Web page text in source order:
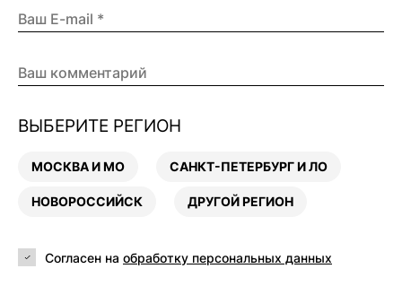
ВЫБЕРИТЕ РЕГИОН
МОСКВА И МО САНКТ-ПЕТЕРБУРГ И ЛО
НОВОРОССИЙСК ДРУГОЙ РЕГИОН
Согласен на обработку персональных данных